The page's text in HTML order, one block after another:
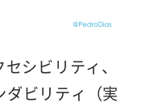
シビリティ、
ビリティ（実